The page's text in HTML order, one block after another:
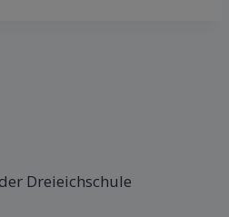
Dreieichschule